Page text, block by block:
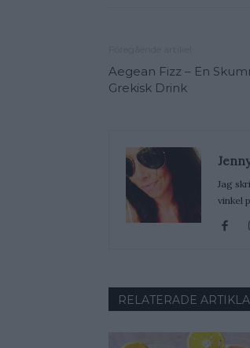
Aegean Fizz – En
Grekisk Drink
Jag
vinkel
RELATERADE